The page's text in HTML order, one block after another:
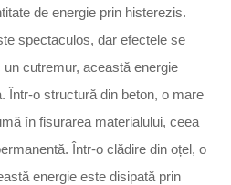
de energie prin histerezis.
spectaculos, dar efectele se
cutremur, această energie
Într-o structură din beton, o mare
în fisurarea materialului, ceea
Într-o clădire din oțel, o
energie este disipată prin